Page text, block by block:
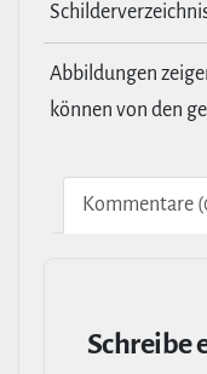
Abbildungen
können von den
Kom­men­tare
Schreibe